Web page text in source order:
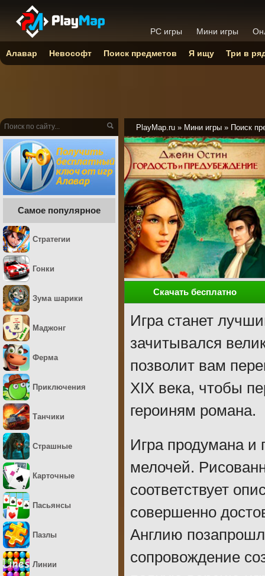
PlayMap.ru » Мини игры » Поиск
Скачать бесплатно
Игра станет
зачитывался
позволит вам
XIX века, чтобы
героиням романа.
Игра продумана и
мелочей.
соответствует
совершенно
Англию
сопровождение
Самое популярное
Стратегии
Гонки
Зума шарики
Маджонг
Ферма
Приключения
Танчики
Страшные
Карточные
Пасьянсы
Пазлы
Линии
PC игры Мини игры
Алавар Невософт Поиск предметов Я ищу Три в